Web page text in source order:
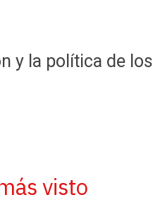
y la política de los
más visto